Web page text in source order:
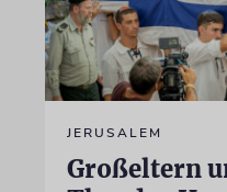
JERUSALEM
Großeltern